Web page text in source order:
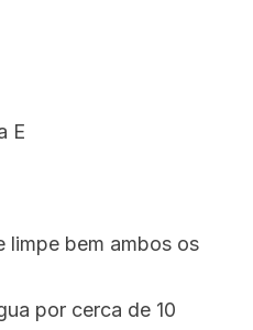
E
limpe bem ambos os
por cerca de 10